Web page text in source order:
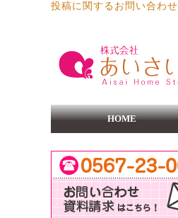
投稿に関するお問い合わせ
HOME